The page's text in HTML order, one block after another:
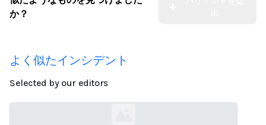
か？
よく似たインシデント
Selected by our editors